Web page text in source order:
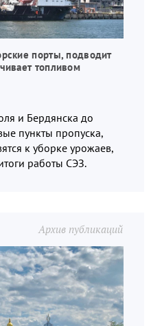
порты, подводит
топливом
и Бердянска до
пункты пропуска,
к уборке урожаев,
работы СЭЗ.
Архив публикаций